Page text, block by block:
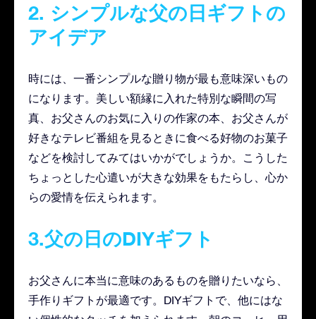
2. シンプルな父の日ギフトの
アイデア
時には、一番シンプルな贈り物が最も意味深いもの
になります。美しい額縁に入れた特別な瞬間の写
真、お父さんのお気に入りの作家の本、お父さんが
好きなテレビ番組を見るときに食べる好物のお菓子
などを検討してみてはいかがでしょうか。こうした
ちょっとした心遣いが大きな効果をもたらし、心か
らの愛情を伝えられます。
3.父の日のDIYギフト
お父さんに本当に意味のあるものを贈りたいなら、
手作りギフトが最適です。DIYギフトで、他にはな